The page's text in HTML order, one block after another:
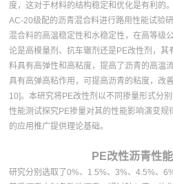
度，这对于材料的结构稳定和优化是有利的
AC-20级配的沥青混合料进行路用性能试验
混合料的高温稳定性和水稳定性，在高等级
论是高模量剂、抗车辙剂还是PE改性剂，
料具有高弹性和高粘度，提高了沥青的高温
具有高弹高粘作用，可提高沥青的粘度，改
10]。本研究将PE改性剂以不同掺量形式分
性能测试探究PE掺量对其的性能影响演变
的应用推广提供理论基础。
PE改性沥青性
研究分别选取了0%、1.5%、3%、4.5%、